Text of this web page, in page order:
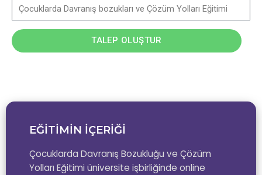
EĞİTİMİN İÇERİĞİ
Çocuklarda Davranış Bozukluğu ve Çözüm
Yolları Eğitimi üniversite işbirliğinde online
TALEP OLUŞTUR